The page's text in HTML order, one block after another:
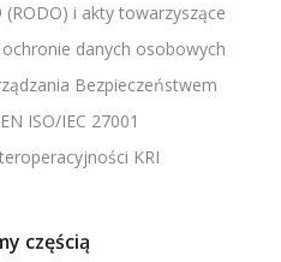
i akty towarzyszące
danych osobowych
Bezpieczeństwem
ISO/IEC 27001
KRI
częścią